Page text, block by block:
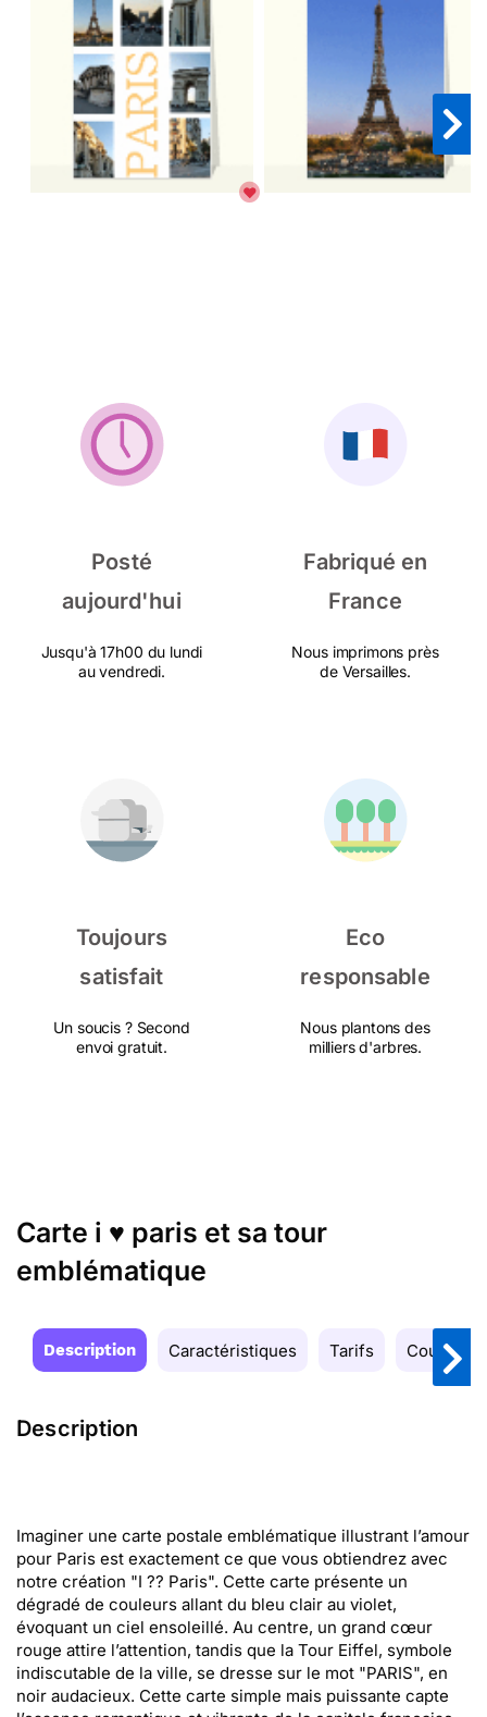
Posté
aujourd'hui
Jusqu'à 17h00 du lundi
au vendredi.
Fabriqué en
France
Nous imprimons près
de Versailles.
Toujours
satisfait
Un soucis ? Second
envoi gratuit.
Eco
responsable
Nous plantons des
milliers d'arbres.
Carte i ♥ paris et sa tour
emblématique
Description Caractéristiques Tarifs Couleurs
Description
Imaginer une carte postale emblématique illustrant l’amour
pour Paris est exactement ce que vous obtiendrez avec
notre création "I ?? Paris". Cette carte présente un
dégradé de couleurs allant du bleu clair au violet,
évoquant un ciel ensoleillé. Au centre, un grand cœur
rouge attire l’attention, tandis que la Tour Eiffel, symbole
indiscutable de la ville, se dresse sur le mot "PARIS", en
noir audacieux. Cette carte simple mais puissante capte